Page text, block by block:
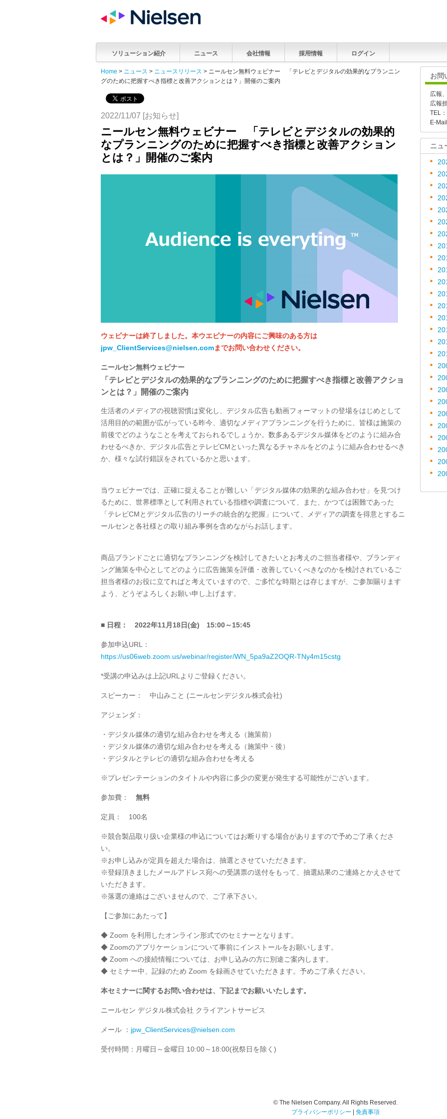
ソリューション紹介 ニュース 会社情報 採用情報 ログイン
Home > ニュース > ニュースリリース > ニールセン無料ウェビナー 「テレビとデジタルの効果的なプランニン
グのために把握すべき指標と改善アクションとは？」開催のご案内
2022/11/07 [お知らせ]
ニールセン無料ウェビナー 「テレビとデジタルの効果的
なプランニングのために把握すべき指標と改善アクション
とは？」開催のご案内
ウェビナーは終了しました。本ウエビナーの内容にご興味のある方は
jpw_ClientServices@nielsen.comまでお問い合わせください。
ニールセン無料ウェビナー
「テレビとデジタルの効果的なプランニングのために把握すべき指標と改善アクショ
ンとは？」開催のご案内
生活者のメディアの視聴習慣は変化し、デジタル広告も動画フォーマットの登場をはじめとして
活用目的の範囲が広がっている昨今、適切なメディアプランニングを行うために、皆様は施策の
前後でどのようなことを考えておられるでしょうか。数多あるデジタル媒体をどのように組み合
わせるべきか、デジタル広告とテレビCMといった異なるチャネルをどのように組み合わせるべき
か、様々な試行錯誤をされているかと思います。
当ウェビナーでは、正確に捉えることが難しい「デジタル媒体の効果的な組み合わせ」を見つけ
るために、世界標準として利用されている指標や調査について、また、かつては困難であった
「テレビCMとデジタル広告のリーチの統合的な把握」について、メディアの調査を得意とするニ
ールセンと各社様との取り組み事例を含めながらお話します。
商品ブランドごとに適切なプランニングを検討してきたいとお考えのご担当者様や、ブランディ
ング施策を中心としてどのように広告施策を評価・改善していくべきなのかを検討されているご
担当者様のお役に立てればと考えていますので、ご多忙な時期とは存じますが、ご参加賜ります
よう、どうぞよろしくお願い申し上げます。
■ 日程： 2022年11月 18 日 (金) 15:00～15:45
参加申込URL：
https://us06web.zoom.us/webinar/register/WN_5pa9aZ2OQR-TNy4m15cstg
*受講の申込みは上記URLよりご登録ください。
スピーカー： 中山みこと (ニールセンデジタル株式会社)
アジェンダ：
・デジタル媒体の適切な組み合わせを考える（施策前）
・デジタル媒体の適切な組み合わせを考える（施策中・後）
・デジタルとテレビの適切な組み合わせを考える
※プレゼンテーションのタイトルや内容に多少の変更が発生する可能性がございます。
参加費： 無料
定員： 100名
※競合製品取り扱い企業様の申込についてはお断りする場合がありますので予めご了承くださ
い。
※お申し込みが定員を超えた場合は、抽選とさせていただきます。
※登録頂きましたメールアドレス宛への受講票の送付をもって、抽選結果のご連絡とかえさせて
いただきます。
※落選の連絡はございませんので、ご了承下さい。
【ご参加にあたって】
◆ Zoom を利用したオンライン形式でのセミナーとなります。
◆ Zoomのアプリケーションについて事前にインストールをお願いします。
◆ Zoom への接続情報については、お申し込みの方に別途ご案内します。
◆ セミナー中、記録のため Zoom を録画させていただきます。予めご了承ください。
本セミナーに関するお問い合わせは、下記までお願いいたします。
ニールセン デジタル株式会社 クライアントサービス
メール ： jpw_ClientServices@nielsen.com
受付時間：月曜日～金曜日 10:00～18:00(祝祭日を除く)
お問
広報
広報
TEL
E-Mail
ニュ
© The Nielsen Company. All Rights Reserved.
プライバシーポリシー
免責事項